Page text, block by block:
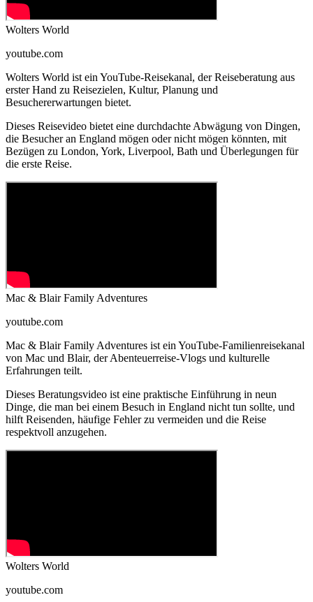
Wolters World
youtube.com
Wolters World ist ein YouTube-Reisekanal, der Reiseberatung aus
erster Hand zu Reisezielen, Kultur, Planung und
Besuchererwartungen bietet.
Dieses Reisevideo bietet eine durchdachte Abwägung von Dingen,
die Besucher an England mögen oder nicht mögen könnten, mit
Bezügen zu London, York, Liverpool, Bath und Überlegungen für
die erste Reise.
Mac & Blair Family Adventures
youtube.com
Mac & Blair Family Adventures ist ein YouTube-Familienreisekanal
von Mac und Blair, der Abenteuerreise-Vlogs und kulturelle
Erfahrungen teilt.
Dieses Beratungsvideo ist eine praktische Einführung in neun
Dinge, die man bei einem Besuch in England nicht tun sollte, und
hilft Reisenden, häufige Fehler zu vermeiden und die Reise
respektvoll anzugehen.
Wolters World
youtube.com